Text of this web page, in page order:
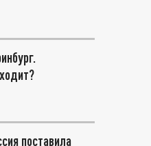
поставила